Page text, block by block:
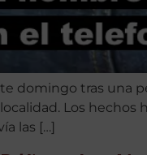
domingo tras una
Los hechos
las […]